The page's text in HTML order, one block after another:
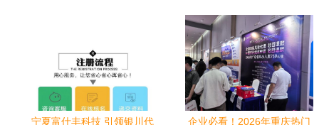
宁夏富仕丰科技 引领银川代
企业必看！2026年重庆热门